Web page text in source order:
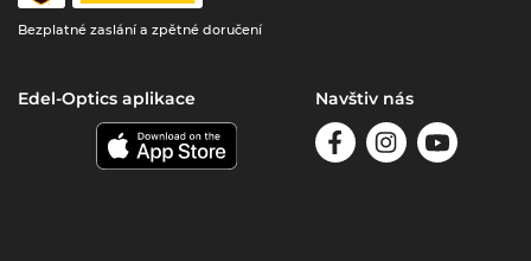
Bezplatné zaslání a zpětné doručení
Edel-Optics aplikace Navštiv nás